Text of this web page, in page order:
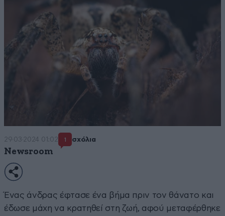
29·03·2024 01:02 1 σχόλια
Newsroom
Ένας άνδρας έφτασε ένα βήμα πριν τον θάνατο και
έδωσε μάχη να κρατηθεί στη ζωή, αφού μεταφέρθηκε